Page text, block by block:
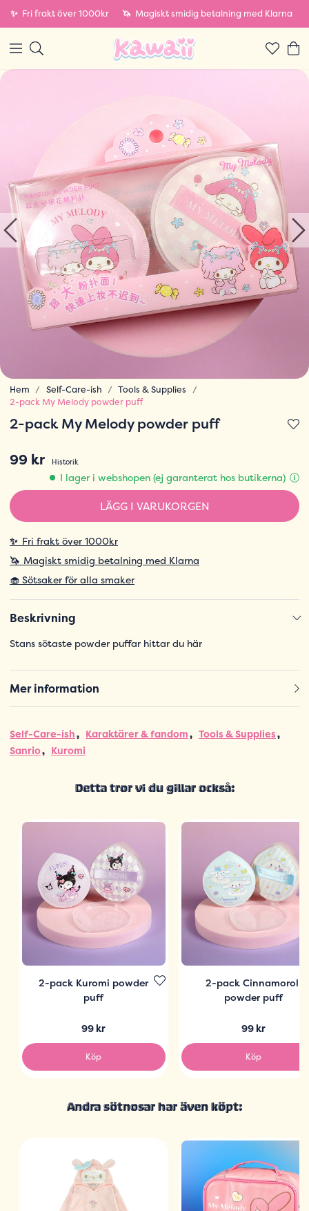
✨ Fri frakt över 1000kr 🦄 Magiskt smidig betalning med Klarna
Hem Self-Care-ish
Tools & Supplies
2-pack My Melody powder puff
2-pack My Melody powder puff
99 kr
Historik
I lager i webshopen (ej garanterat hos butikerna)
LÄGG I VARUKORGEN
✨ Fri frakt över 1000kr
🦄 Magiskt smidig betalning med Klarna
🧁 Sötsaker för alla smaker
Beskrivning
Stans sötaste powder puffar hittar du här
Mer information
Self-Care-ish Karaktärer & fandom
Tools & Supplies
Sanrio
Kuromi
Detta tror vi du gillar också:
2-pack Kuromi powder
puff
99 kr
Köp
2-pack Cinnamoroll
powder puff
99 kr
Köp
Andra sötnosar har även köpt: